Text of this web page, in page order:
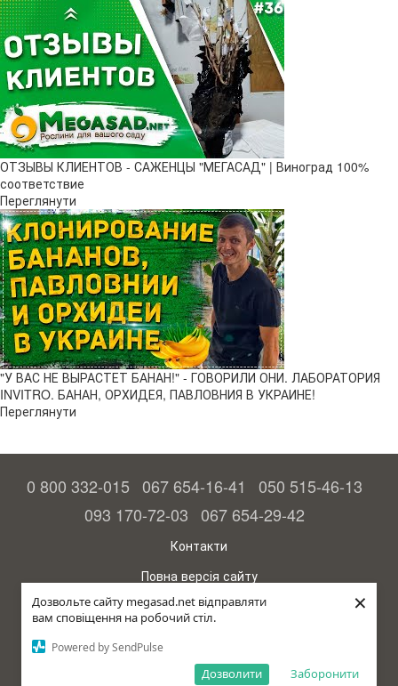
Дозвольте сайту megasad.net відправляти
вам сповіщення на робочий стіл.
Powered by SendPulse
Заборонити
Дозволити
×
ОТЗЫВЫ КЛИЕНТОВ - САЖЕНЦЫ "МЕГАСАД" | Виноград 100%
соответствие
Переглянути
"У ВАС НЕ ВЫРАСТЕТ БАНАН!" - ГОВОРИЛИ ОНИ. ЛАБОРАТОРИЯ
INVITRO. БАНАН, ОРХИДЕЯ, ПАВЛОВНИЯ В УКРАИНЕ!
Переглянути
0 800 332-015 067 654-16-41
050 515-46-13
093 170-72-03 067 654-29-42
Контакти
Повна версія сайту
© 2015—2026
Megasad – гарантія високого врожаю
рус (країна-терорист)